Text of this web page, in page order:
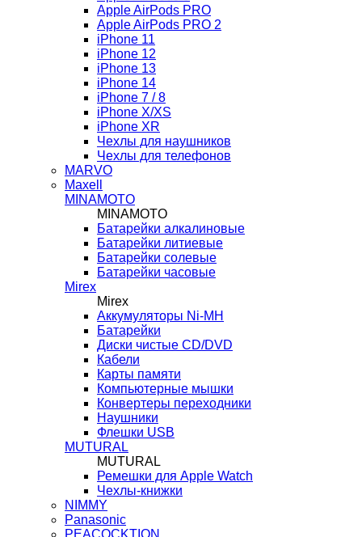
Apple AirPods PRO
Apple AirPods PRO 2
iPhone 11
iPhone 12
iPhone 13
iPhone 14
iPhone 7 / 8
iPhone X/XS
iPhone XR
Чехлы для наушников
Чехлы для телефонов
MARVO
Maxell
MINAMOTO
MINAMOTO
Батарейки алкалиновые
Батарейки литиевые
Батарейки солевые
Батарейки часовые
Mirex
Mirex
Аккумуляторы Ni-MH
Батарейки
Диски чистые CD/DVD
Кабели
Карты памяти
Компьютерные мышки
Конвертеры переходники
Наушники
Флешки USB
MUTURAL
MUTURAL
Ремешки для Apple Watch
Чехлы-книжки
NIMMY
Panasonic
PEACOCKTION